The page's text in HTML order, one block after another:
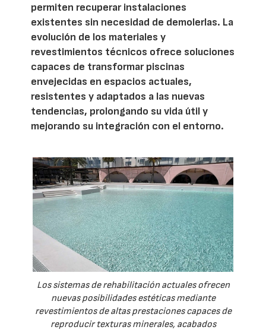
permiten recuperar instalaciones
existentes sin necesidad de demolerlas. La
evolución de los materiales y
revestimientos técnicos ofrece soluciones
capaces de transformar piscinas
envejecidas en espacios actuales,
resistentes y adaptados a las nuevas
tendencias, prolongando su vida útil y
mejorando su integración con el entorno.
Los sistemas de rehabilitación actuales ofrecen
nuevas posibilidades estéticas mediante
revestimientos de altas prestaciones capaces de
reproducir texturas minerales, acabados